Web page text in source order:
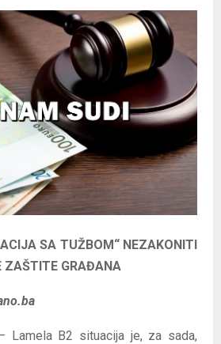
SA TUŽBOM“ NEZAKONITI
ZAŠTITE GRAĐANA
Lamela B2 situacija je, za sada,